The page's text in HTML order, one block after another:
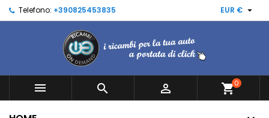
Telefono: +390825453835 EUR € 
   shopping_cart0